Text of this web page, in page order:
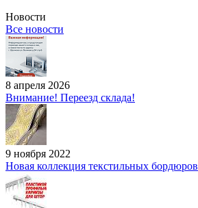
Новости
Все новости
8 апреля 2026
Внимание! Переезд склада!
9 ноября 2022
Новая коллекция текстильных бордюров